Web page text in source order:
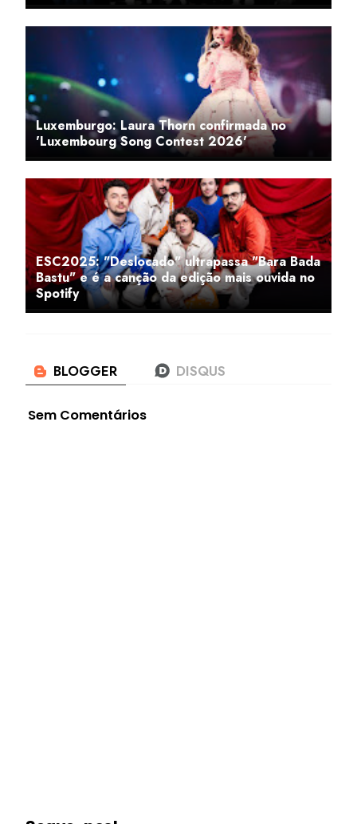
Luxemburgo: Laura Thorn confirmada no
'Luxembourg Song Contest 2026'
ESC2025: "Deslocado" ultrapassa "Bara Bada
Bastu" e é a canção da edição mais ouvida no
Spotify
Sem Comentários